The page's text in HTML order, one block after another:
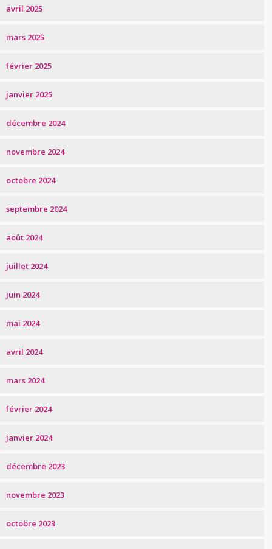
avril 2025
mars 2025
février 2025
janvier 2025
décembre 2024
novembre 2024
octobre 2024
septembre 2024
août 2024
juillet 2024
juin 2024
mai 2024
avril 2024
mars 2024
février 2024
janvier 2024
décembre 2023
novembre 2023
octobre 2023